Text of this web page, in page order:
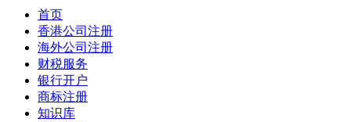
首页
香港公司注册
海外公司注册
财税服务
银行开户
商标注册
知识库